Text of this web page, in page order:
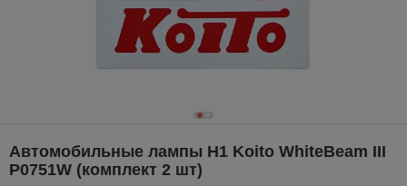
Автомобильные лампы H1 Koito WhiteBeam III
P0751W (комплект 2 шт)